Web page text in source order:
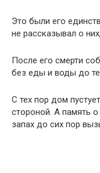
Это были его
не рассказывал о
После его смерти
без еды и воды до
С тех пор дом
стороной. А память
запах до сих пор